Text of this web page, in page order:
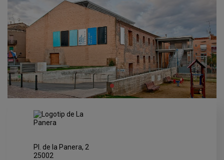
Pl. de la Panera, 2
25002